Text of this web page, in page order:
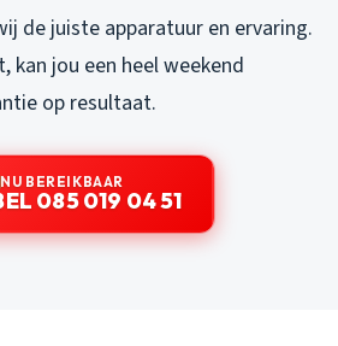
de juiste apparatuur en ervaring.
kan jou een heel weekend
op resultaat.
NU BEREIKBAAR
085 019 04 51